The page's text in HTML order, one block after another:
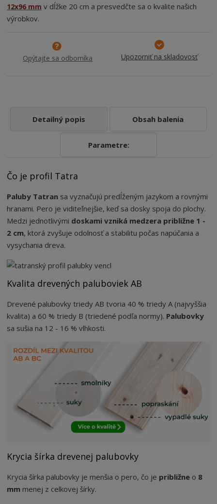
12x96 mm v dĺžke 20 cm a presvedčte sa o kvalite našich
výrobkov.
Opýtajte sa odborníka Upozorniť na skladovosť
Detailný popis Obsah balenia
Parametre:
Čo je profil Tatra
Paluby Tatran sa vyznačujú predĺženým jazykom a rovnými
hranami. Pero je viditeľnejšie, keď sa dosky spoja do plochy.
Medzi jednotlivými doskami vzniká medzera približne 1 -
2 cm, ktorá zvyšuje odolnosť a stabilitu počas napúčania a
vysychania dreva.
Kvalita drevených paluboviek AB
Drevené palubovky triedy AB tvoria 40 % triedy A (najvyššia
kvalita) a 60 % triedy B (triedené podľa normy). Palubovky
sa sušia na 12 - 16 % vlhkosti.
Krycia šírka drevenej palubovky
Krycia šírka palubovky je menšia o pero, čo je približne o 8
mm menej z celkovej šírky.